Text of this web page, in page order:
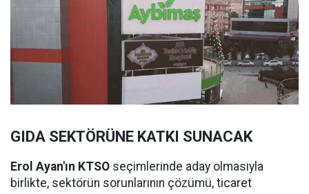
GIDA SEKTÖRÜNE KATKI SUNACAK
Erol Ayan'ın KTSO seçimlerinde aday olmasıyla
birlikte, sektörün sorunlarının çözümü, ticaret